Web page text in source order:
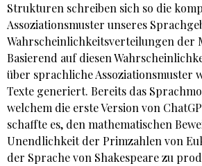
Strukturen schreiben sich so die
Assoziationsmuster unseres
Wahrscheinlichkeitsverteilungen der
Basierend auf diesen
über sprachliche Assoziationsmuster
Texte generiert. Bereits das
welchem die erste Version von
schaffte es, den mathematischen
Unendlichkeit der Primzahlen von
der Sprache von Shakespeare zu